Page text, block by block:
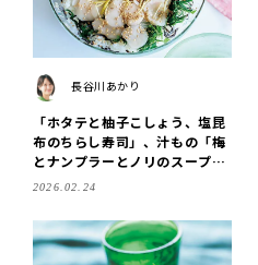
長谷川あかり
「ホタテと柚子こしょう、塩昆
布のちらし寿司」、汁もの「梅
とナンプラーとノリのスープ」
レシピ／ 長谷川あかりさん
2026.02.24